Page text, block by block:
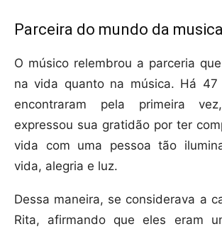
Parceira do mundo da
O músico relembrou a parceria
na vida quanto na música. Há 47
encontraram pela primeira
expressou sua gratidão por ter
vida com uma pessoa tão
vida, alegria e luz.
Dessa maneira, se considerava a
Rita, afirmando que eles eram